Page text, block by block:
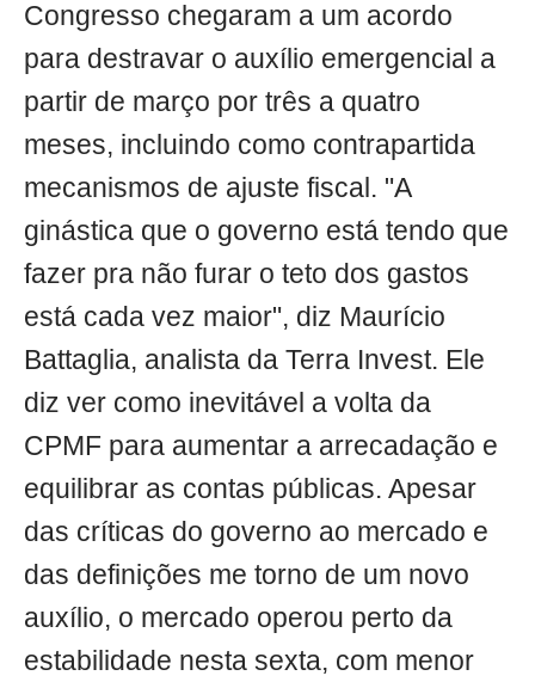
Congresso chegaram a um acordo
para destravar o auxílio emergencial a
partir de março por três a quatro
meses, incluindo como contrapartida
mecanismos de ajuste fiscal. "A
ginástica que o governo está tendo que
fazer pra não furar o teto dos gastos
está cada vez maior", diz Maurício
Battaglia, analista da Terra Invest. Ele
diz ver como inevitável a volta da
CPMF para aumentar a arrecadação e
equilibrar as contas públicas. Apesar
das críticas do governo ao mercado e
das definições me torno de um novo
auxílio, o mercado operou perto da
estabilidade nesta sexta, com menor